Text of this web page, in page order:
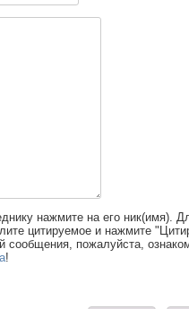
нажмите на его ник(имя).
цитируемое и нажмите
сообщения, пожалуйста,
!